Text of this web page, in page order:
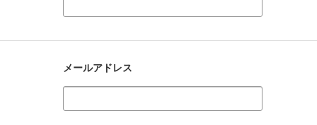
メールアドレス